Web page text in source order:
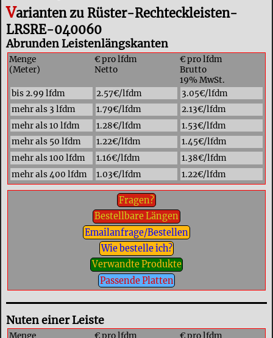
Varianten zu Rüster-Rechteckleisten-
LRSRE-040060
Abrunden Leistenlängskanten
Menge
(Meter)
€ pro lfdm
Netto
€ pro lfdm
Brutto
19% MwSt.
bis 2.99 lfdm
2.57€/lfdm
3.05€/lfdm
mehr als 3 lfdm
1.79€/lfdm
2.13€/lfdm
mehr als 10 lfdm
1.28€/lfdm
1.53€/lfdm
mehr als 50 lfdm
1.22€/lfdm
1.45€/lfdm
mehr als 100 lfdm
1.16€/lfdm
1.38€/lfdm
mehr als 400 lfdm
1.03€/lfdm 1.22€/lfdm
Fragen?
Bestellbare Längen
Emailanfrage/Bestellen
Wie bestelle ich?
Verwandte Produkte
Passende Platten
Nuten einer Leiste
Menge € pro lfdm € pro lfdm